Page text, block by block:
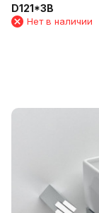
D121*3B
Нет в наличии